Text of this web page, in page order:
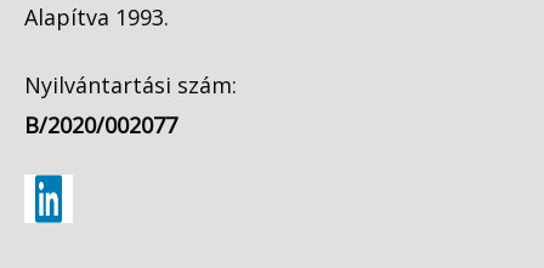
Alapítva 1993.
Nyilvántartási szám:
B/2020/002077